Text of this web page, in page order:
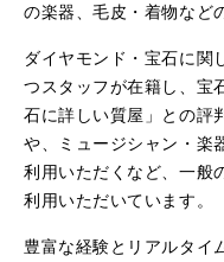
の楽器、毛皮・着物など
ダイヤモンド・宝石に関
つスタッフが在籍し、宝
石に詳しい質屋」との評
や、ミュージシャン・楽
利用いただくなど、一般
利用いただいています。
豊富な経験とリアルタイ